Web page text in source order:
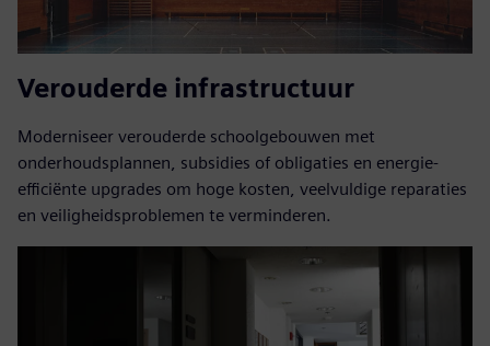
Verouderde infrastructuur
Moderniseer verouderde schoolgebouwen met
onderhoudsplannen, subsidies of obligaties en energie-
efficiënte upgrades om hoge kosten, veelvuldige reparaties
en veiligheidsproblemen te verminderen.